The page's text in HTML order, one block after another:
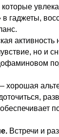
гаджеты,
активность
но и
хорошая
Встречи и